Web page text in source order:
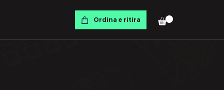
Ordina e ritira